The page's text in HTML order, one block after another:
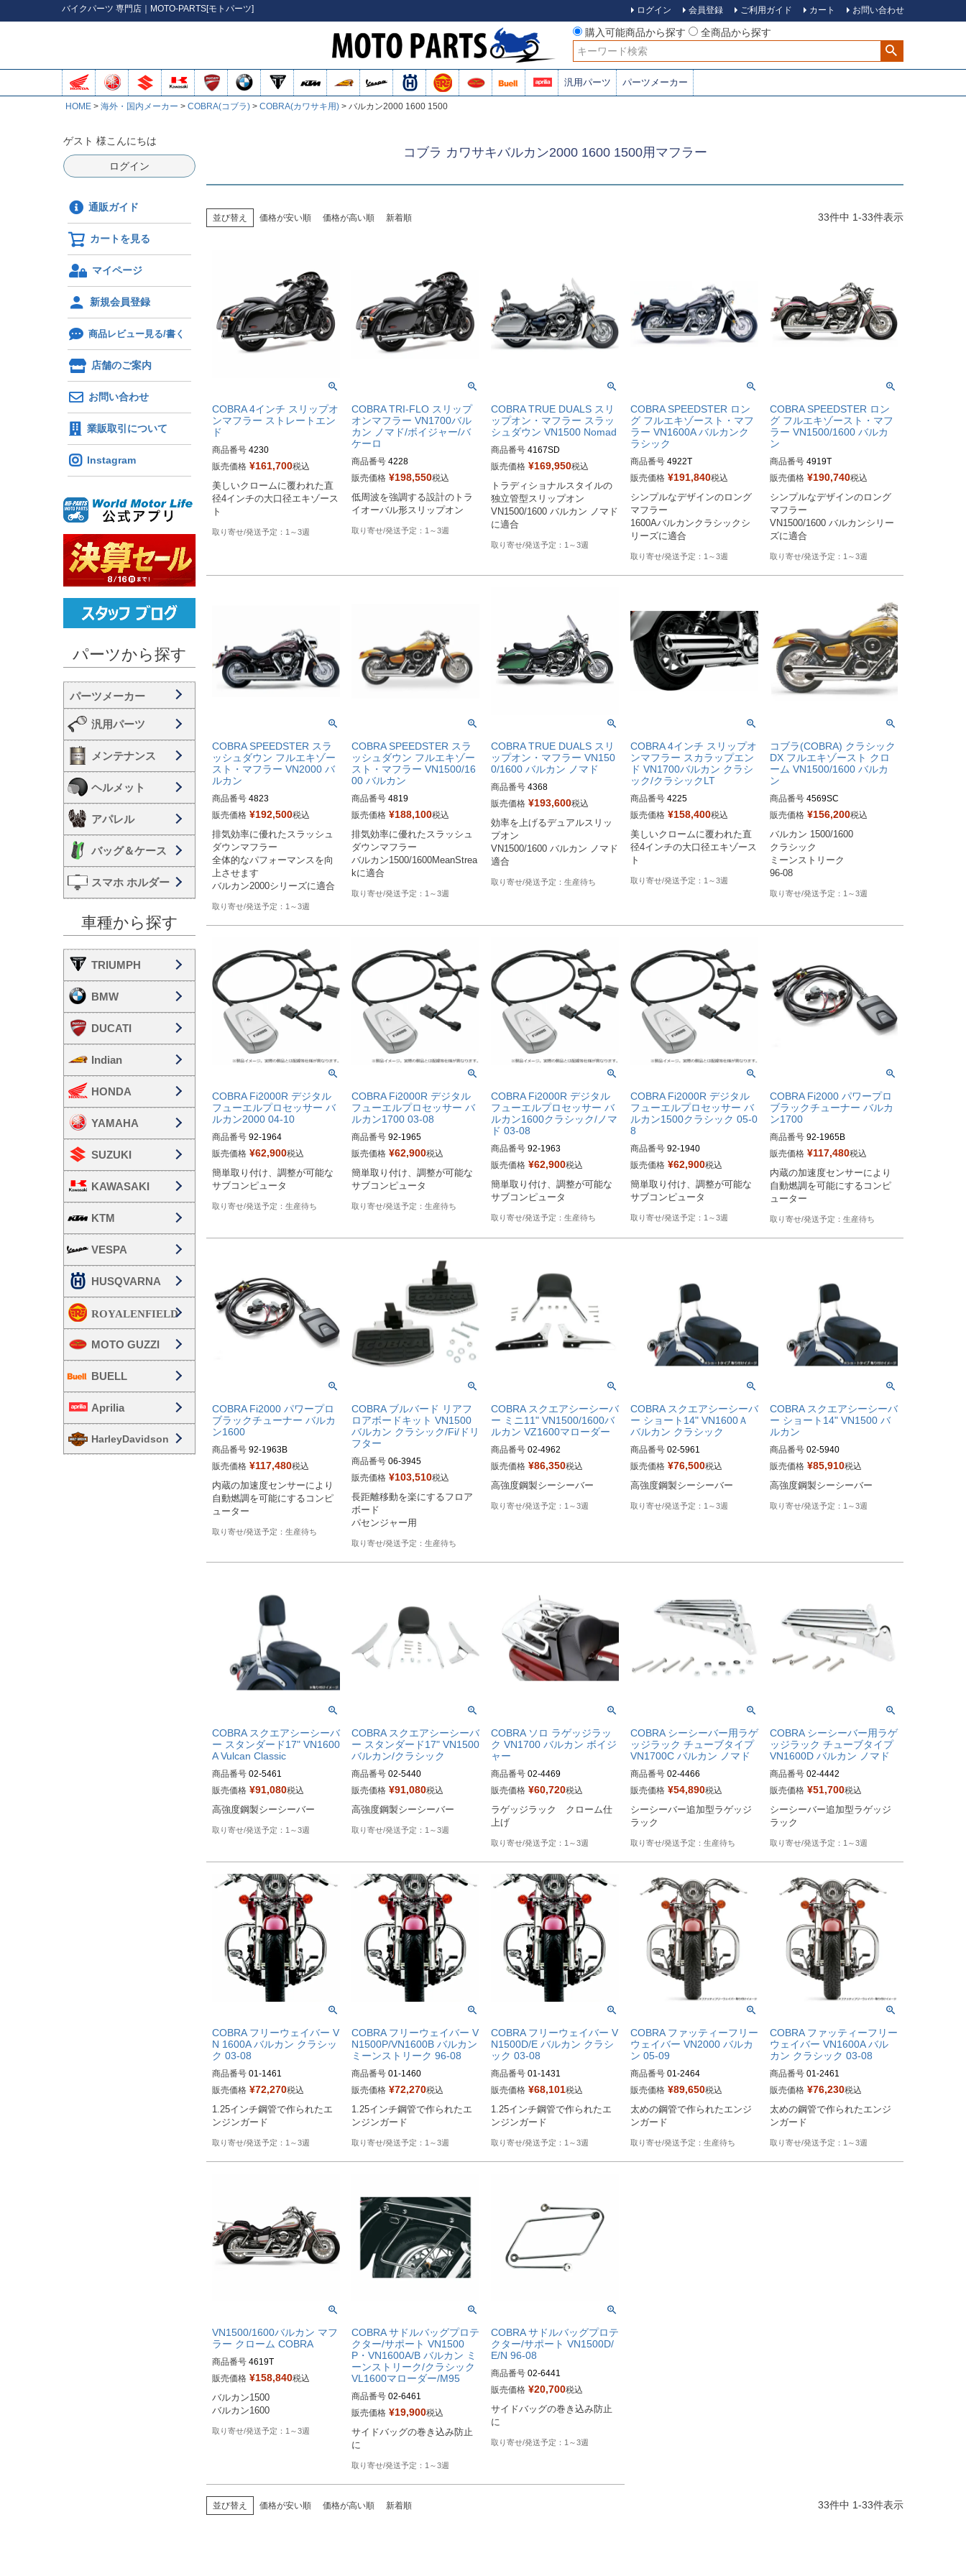
バイクパーツ 専門店｜MOTO-PARTS[モトパーツ] ログイン 会員登録 ご利用ガイド カート お問い合わせ
購入可能商品から探す
全商品から探す
検索
汎用パーツ パーツメーカー
HOME 海外・国内メーカー COBRA(コブラ) COBRA(カワサキ用) バルカン2000 1600 1500
ゲスト 様こんにちは
ログイン
通販ガイド
カートを見る
マイページ
新規会員登録
商品レビュー見る/書く
店舗のご案内
お問い合わせ
業販取引について
Instagram
パーツから探す
汎用パーツ
メンテナンス
ヘルメット
アパレル
バッグ＆ケース
スマホ ホルダー
車種から探す
TRIUMPH
BMW
DUCATI
Indian
HONDA
YAMAHA
SUZUKI
KAWASAKI
KTM
VESPA
HUSQVARNA
MOTO GUZZI
BUELL
Aprilia
HarleyDavidson
コブラ カワサキバルカン2000 1600 1500用マフラー
並び替え 価格が安い順 価格が高い順 新着順 33件中 1-33件表示
COBRA 4インチ スリップオ
ンマフラー ストレートエン
ド
商品番号 4230
Drag型番：1811-3058
販売価格 ¥161,700税込
美しいクロームに覆われた直
径4インチの大口径エキゾース
ト
1～3週
COBRA TRI-FLO スリップ
オンマフラー VN1700バル
カン ノマド/ボイジャー/バ
ケーロ
商品番号 4228
Drag型番：1811-3057
販売価格 ¥198,550税込
低周波を強調する設計のトラ
イオーバル形スリップオン
1～3週
COBRA TRUE DUALS スリ
ップオン・マフラー スラッ
シュダウン VN1500 Nomad
商品番号 4167SD
旧型番：080752
メーカー型番：4167SD
販売価格 ¥169,950税込
トラディショナルスタイルの
独立管型スリップオン
VN1500/1600 バルカン ノマド
に適合
1～3週
COBRA SPEEDSTER ロン
グ フルエキゾースト・マフ
ラー VN1600A バルカンク
ラシック
商品番号 4922T
旧型番：080437
メーカー型番：4922T
販売価格 ¥191,840税込
シンプルなデザインのロング
マフラー
1600Aバルカンクラシックシ
リーズに適合
1～3週
COBRA SPEEDSTER ロン
グ フルエキゾースト・マフ
ラー VN1500/1600 バルカ
ン
商品番号 4919T
旧型番：080436
メーカー型番：4919T
販売価格 ¥190,740税込
シンプルなデザインのロング
マフラー
VN1500/1600 バルカンシリー
ズに適合
1～3週
COBRA SPEEDSTER スラ
ッシュダウン フルエキゾー
スト・マフラー VN2000 バ
ルカン
商品番号 4823
旧型番：080730
メーカー型番：4823
販売価格 ¥192,500税込
排気効率に優れたスラッシュ
ダウンマフラー
全体的なパフォーマンスを向
上させます
バルカン2000シリーズに適合
1～3週
COBRA SPEEDSTER スラ
ッシュダウン フルエキゾー
スト・マフラー VN1500/16
00 バルカン
商品番号 4819
旧型番：080727
メーカー型番：4819
販売価格 ¥188,100税込
排気効率に優れたスラッシュ
ダウンマフラー
バルカン1500/1600MeanStrea
kに適合
1～3週
COBRA TRUE DUALS スリ
ップオン・マフラー VN150
0/1600 バルカン ノマド
商品番号 4368
旧型番：080287
メーカー型番：4368
販売価格 ¥193,600税込
効率を上げるデュアルスリッ
プオン
VN1500/1600 バルカン ノマド
適合
生産待ち
COBRA 4インチ スリップオ
ンマフラー スカラップエン
ド VN1700バルカン クラシ
ック/クラシックLT
商品番号 4225
Drag型番：1811-2230
販売価格 ¥158,400税込
美しいクロームに覆われた直
径4インチの大口径エキゾース
ト
1～3週
コブラ(COBRA) クラシック
DX フルエキゾースト クロ
ーム VN1500/1600 バルカ
ン
商品番号 4569SC
販売価格 ¥156,200税込
バルカン 1500/1600
クラシック
ミーンストリーク
96-08
1～3週
COBRA Fi2000R デジタル
フューエルプロセッサー バ
ルカン2000 04-10
商品番号 92-1964
1020-3371
販売価格 ¥62,900税込
簡単取り付け、調整が可能な
サブコンピュータ
生産待ち
COBRA Fi2000R デジタル
フューエルプロセッサー バ
ルカン1700 03-08
商品番号 92-1965
販売価格 ¥62,900税込
簡単取り付け、調整が可能な
サブコンピュータ
生産待ち
COBRA Fi2000R デジタル
フューエルプロセッサー バ
ルカン1600クラシック/ノマ
ド 03-08
商品番号 92-1963
販売価格 ¥62,900税込
簡単取り付け、調整が可能な
サブコンピュータ
生産待ち
COBRA Fi2000R デジタル
フューエルプロセッサー バ
ルカン1500クラシック 05-0
8
商品番号 92-1940
販売価格 ¥62,900税込
簡単取り付け、調整が可能な
サブコンピュータ
1～3週
COBRA Fi2000 パワープロ
ブラックチューナー バルカ
ン1700
商品番号 92-1965B
販売価格 ¥117,480税込
内蔵の加速度センサーにより
自動燃調を可能にするコンピ
ューター
生産待ち
COBRA Fi2000 パワープロ
ブラックチューナー バルカ
ン1600
商品番号 92-1963B
販売価格 ¥117,480税込
内蔵の加速度センサーにより
自動燃調を可能にするコンピ
ューター
生産待ち
COBRA ブルバード リアフ
ロアボードキット VN1500
バルカン クラシック/Fi/ドリ
フター
商品番号 06-3945
販売価格 ¥103,510税込
長距離移動を楽にするフロア
ボード
パセンジャー用
生産待ち
COBRA スクエアシーシーバ
ー ミニ11" VN1500/1600バ
ルカン VZ1600マローダー
商品番号 02-4962
販売価格 ¥86,350税込
高強度鋼製シーシーバー
1～3週
COBRA スクエアシーシーバ
ー ショート14" VN1600Ａ
バルカン クラシック
商品番号 02-5961
販売価格 ¥76,500税込
高強度鋼製シーシーバー
1～3週
COBRA スクエアシーシーバ
ー ショート14" VN1500 バ
ルカン
商品番号 02-5940
販売価格 ¥85,910税込
高強度鋼製シーシーバー
1～3週
COBRA スクエアシーシーバ
ー スタンダード17" VN1600
A Vulcan Classic
商品番号 02-5461
販売価格 ¥91,080税込
高強度鋼製シーシーバー
1～3週
COBRA スクエアシーシーバ
ー スタンダード17" VN1500
バルカン/クラシック
商品番号 02-5440
販売価格 ¥91,080税込
高強度鋼製シーシーバー
1～3週
COBRA ソロ ラゲッジラッ
ク VN1700 バルカン ボイジ
ャー
商品番号 02-4469
販売価格 ¥60,720税込
ラゲッジラック　クローム仕
上げ
1～3週
COBRA シーシーバー用ラゲ
ッジラック チューブタイプ
VN1700C バルカン ノマド
商品番号 02-4466
販売価格 ¥54,890税込
シーシーバー追加型ラゲッジ
ラック
生産待ち
COBRA シーシーバー用ラゲ
ッジラック チューブタイプ
VN1600D バルカン ノマド
商品番号 02-4442
販売価格 ¥51,700税込
シーシーバー追加型ラゲッジ
ラック
1～3週
COBRA フリーウェイバー V
N 1600A バルカン クラシッ
ク 03-08
商品番号 01-1461
Drag型番：BLV11461
販売価格 ¥72,270税込
1.25インチ鋼管で作られたエ
ンジンガード
1～3週
COBRA フリーウェイバー V
N1500P/VN1600B バルカン
ミーンストリーク 96-08
商品番号 01-1460
Drag型番：BLV11460
販売価格 ¥72,270税込
1.25インチ鋼管で作られたエ
ンジンガード
1～3週
COBRA フリーウェイバー V
N1500D/E バルカン クラシ
ック 03-08
商品番号 01-1431
Drag型番：BLV11431
販売価格 ¥68,101税込
1.25インチ鋼管で作られたエ
ンジンガード
1～3週
COBRA ファッティーフリー
ウェイバー VN2000 バルカ
ン 05-09
商品番号 01-2464
Drag型番：0505-0293
販売価格 ¥89,650税込
太めの鋼管で作られたエンジ
ンガード
生産待ち
COBRA ファッティーフリー
ウェイバー VN1600A バル
カン クラシック 03-08
商品番号 01-2461
Drag型番：0505-0018
販売価格 ¥76,230税込
太めの鋼管で作られたエンジ
ンガード
1～3週
VN1500/1600バルカン マフ
ラー クローム COBRA
商品番号 4619T
Biker's型番：080433
Drag型番：1810-2336
販売価格 ¥158,840税込
バルカン1500
バルカン1600
1～3週
COBRA サドルバッグプロテ
クター/サポート VN1500
P・VN1600A/B バルカン ミ
ーンストリーク/クラシック
VL1600マローダー/M95
商品番号 02-6461
1
販売価格 ¥19,900税込
サイドバッグの巻き込み防止
に
1～3週
COBRA サドルバッグプロテ
クター/サポート VN1500D/
E/N 96-08
商品番号 02-6441
80
販売価格 ¥20,700税込
サイドバッグの巻き込み防止
1～3週
並び替え 価格が安い順 価格が高い順 新着順 33件中 1-33件表示